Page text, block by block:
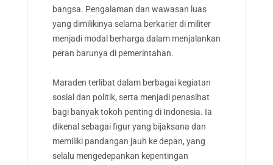
bangsa. Pengalaman dan wawasan luas
yang dimilikinya selama berkarier di militer
menjadi modal berharga dalam menjalankan
peran barunya di pemerintahan.
Maraden terlibat dalam berbagai kegiatan
sosial dan politik, serta menjadi penasihat
bagi banyak tokoh penting di Indonesia. Ia
dikenal sebagai figur yang bijaksana dan
memiliki pandangan jauh ke depan, yang
selalu mengedepankan kepentingan